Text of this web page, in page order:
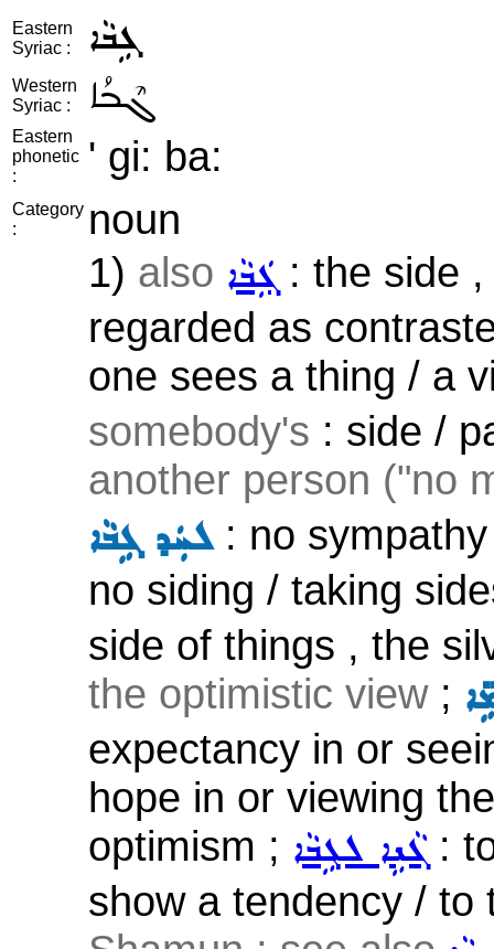
Eastern
Syriac :
ܓܹܒܵܐ
Western
Syriac :
ܓܶܒܳܐ
Eastern
phonetic
:
' gi: ba:
Category
:
noun
1) also ܓܲܒܵܐ : the side
regarded as
one sees a thing / a
somebody's : side /
another person ("no
ܠܚܲܕ ܓܹܒܵܐ: no sympathy
no siding / taking
side of things , the
the optimistic view;
expectancy in or
hope in or viewing
optimism ; ܓܵܢܹܐ ܠܓܹܒܵܐ:
show a tendency /